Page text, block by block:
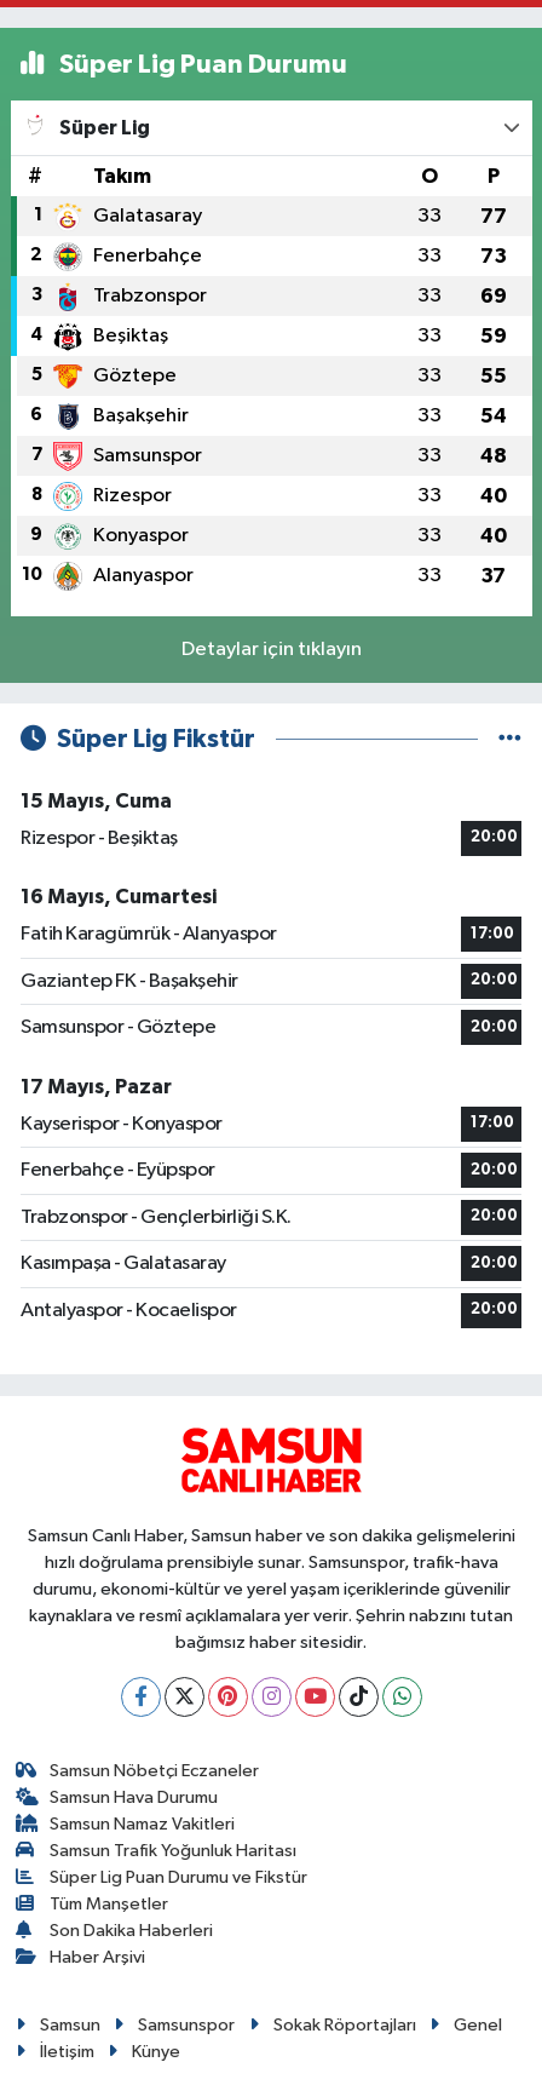
Süper Lig Puan Durumu
Süper Lig
# Takım O P
1 Galatasaray 33 77
2 Fenerbahçe 33 73
3 Trabzonspor 33 69
4 Beşiktaş 33 59
5 Göztepe 33 55
6 Başakşehir 33 54
7 Samsunspor 33 48
8 Rizespor 33 40
9 Konyaspor 33 40
10 Alanyaspor 33 37
Detaylar için tıklayın
Süper Lig Fikstür
15 Mayıs, Cuma
Rizespor - Beşiktaş
20:00
16 Mayıs, Cumartesi
Fatih Karagümrük - Alanyaspor
17:00
Gaziantep FK - Başakşehir 20:00
Samsunspor - Göztepe 20:00
17 Mayıs, Pazar
Kayserispor - Konyaspor
17:00
Fenerbahçe - Eyüpspor 20:00
Trabzonspor - Gençlerbirliği S.K. 20:00
Kasımpaşa - Galatasaray 20:00
Antalyaspor - Kocaelispor 20:00
Samsun Canlı Haber, Samsun haber ve son dakika gelişmelerini
hızlı doğrulama prensibiyle sunar. Samsunspor, trafik-hava
durumu, ekonomi-kültür ve yerel yaşam içeriklerinde güvenilir
kaynaklara ve resmî açıklamalara yer verir. Şehrin nabzını tutan
bağımsız haber sitesidir.
Samsun Nöbetçi Eczaneler
Samsun Hava Durumu
Samsun Namaz Vakitleri
Samsun Trafik Yoğunluk Haritası
Süper Lig Puan Durumu ve Fikstür
Tüm Manşetler
Son Dakika Haberleri
Haber Arşivi
Samsun Samsunspor Sokak Röportajları
Genel
İletişim
Künye